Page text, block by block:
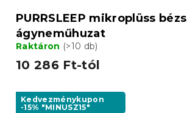
PURRSLEEP mikroplüss bézs
ágyneműhuzat
Raktáron (>10 db)
10 286 Ft-tól
Kedvezménykupon
-15% "MINUSZ15"